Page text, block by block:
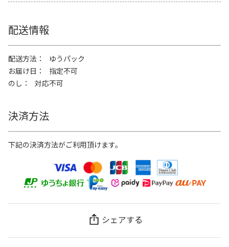
配送情報
配送方法
ゆうパック
お届け日
指定不可
のし
対応不可
決済方法
下記の決済方法がご利用頂けます。
シェアする